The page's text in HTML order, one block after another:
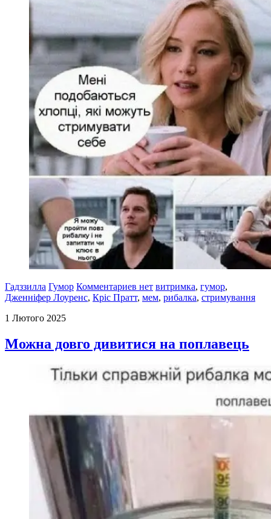
Гадззилла Гумор Комментариев нет витримка, гумор,
Дженніфер Лоуренс, Кріс Пратт, мем, рибалка, стримування
1 Лютого 2025
Можна довго дивитися на поплавець